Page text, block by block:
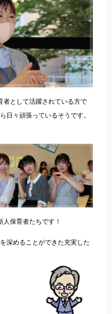
者として活躍されている方で
日々頑張っているそうです。
保育者たちです！
深めることができた充実した